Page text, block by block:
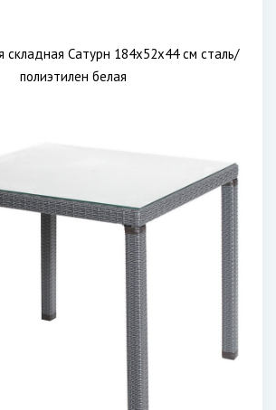
складная Сатурн 184х52х44 см сталь/
полиэтилен белая